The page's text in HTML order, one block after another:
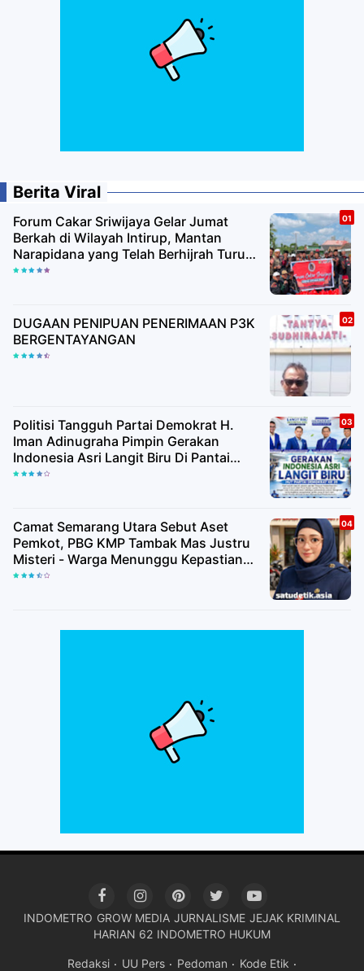
Berita Viral
Forum Cakar Sriwijaya Gelar Jumat
Berkah di Wilayah Intirup, Mantan
Narapidana yang Telah Berhijrah Turut
Berbagi Kebaikan
DUGAAN PENIPUAN PENERIMAAN P3K
BERGENTAYANGAN
Politisi Tangguh Partai Demokrat H.
Iman Adinugraha Pimpin Gerakan
Indonesia Asri Langit Biru Di Pantai
Citepus
Camat Semarang Utara Sebut Aset
Pemkot, PBG KMP Tambak Mas Justru
Misteri - Warga Menunggu Kepastian
Hukum
INDOMETRO GROW MEDIA JURNALISME JEJAK KRIMINAL
HARIAN 62 INDOMETRO HUKUM
Redaksi UU Pers Pedoman Kode Etik